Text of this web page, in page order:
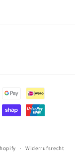
Widerrufsrecht